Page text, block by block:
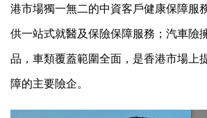
港市場獨一無二的中資客戶健康保障服
供一站式就醫及保險保障服務；汽車險
品，車類覆蓋範圍全面，是香港市場上
障的主要險企。